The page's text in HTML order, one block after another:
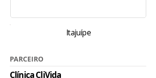
Itajuípe
PARCEIRO
Clínica CliVida